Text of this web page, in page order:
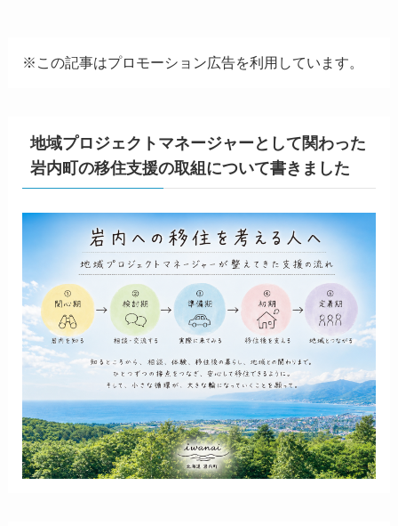
※この記事はプロモーション広告を利用しています。
地域プロジェクトマネージャーとして関わった
岩内町の移住支援の取組について書きました